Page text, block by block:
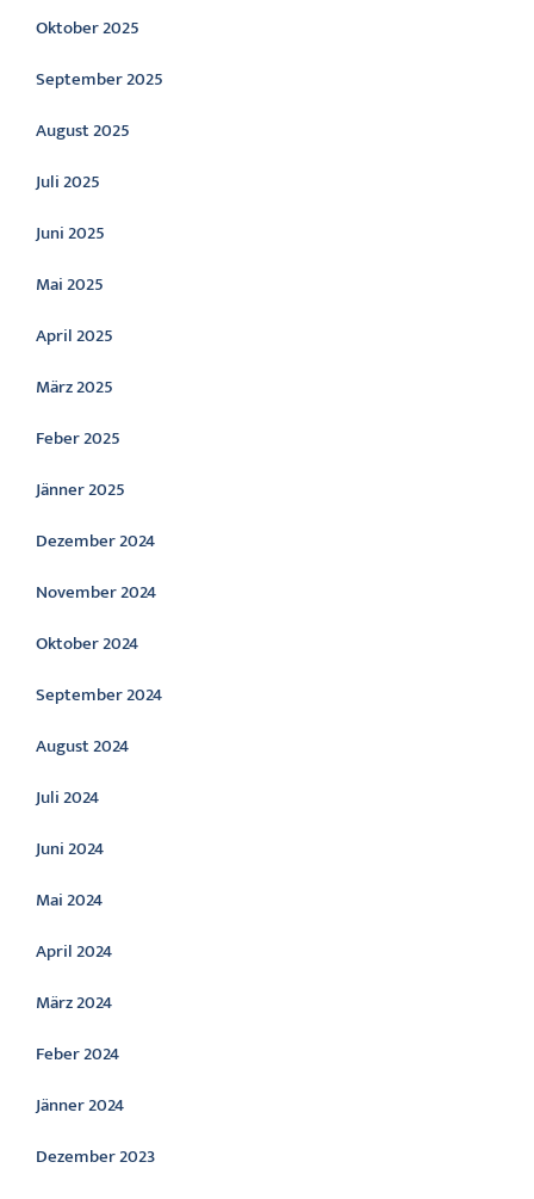
Oktober 2025
September 2025
August 2025
Juli 2025
Juni 2025
Mai 2025
April 2025
März 2025
Feber 2025
Jänner 2025
Dezember 2024
November 2024
Oktober 2024
September 2024
August 2024
Juli 2024
Juni 2024
Mai 2024
April 2024
März 2024
Feber 2024
Jänner 2024
Dezember 2023